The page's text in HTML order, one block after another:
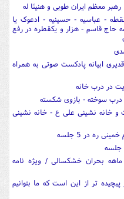
معظم ایران طوبی و هنیئا له
- عباسیه - حسینیه - ادعوک یا
حاج قاسم - هزار و یکقطره در رفع
ابیانه پادکست صوتی به همراه
در درب خانه
سوخته - بازوی شکسته
خانه نشینی علی ع - خانه نشینی
ره در 5 جلسه
بحران خشکسالی / ویژه نامه
تر از این است که ما بتوانیم